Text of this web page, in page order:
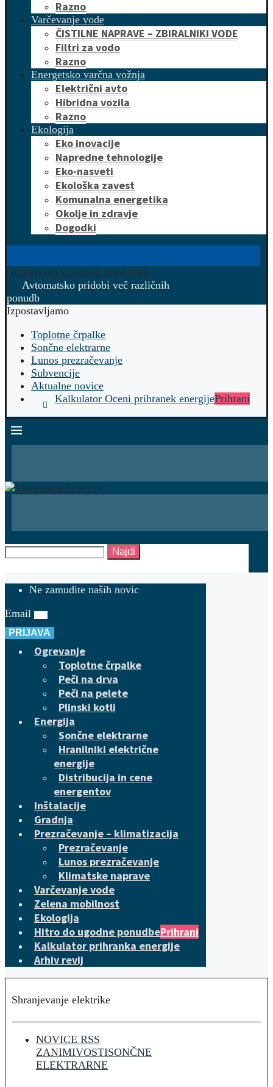
Razno
Varčevanje vode
ČISTILNE NAPRAVE – ZBIRALNIKI VODE
Filtri za vodo
Razno
Energetsko varčna vožnja
Električni avto
Hibridna vozila
Razno
Ekologija
Eko inovacije
Napredne tehnologije
Eko-nasveti
Ekološka zavest
Komunalna energetika
Okolje in zdravje
Dogodki
HITRO DO UGODNE PONUDBE
Avtomatsko pridobi več različnih
ponudb
Izpostavljamo
Toplotne črpalke
Sončne elektrarne
Lunos prezračevanje
Subvencije
Aktualne novice
Kalkulator Oceni prihranek energijePrihrani
Najdi
Ne zamudite naših novic
Email
PRIJAVA
Ogrevanje
Toplotne črpalke
Peči na drva
Peči na pelete
Plinski kotli
Energija
Sončne elektrarne
Hranilniki električne
energije
Distribucija in cene
energentov
Inštalacije
Gradnja
Prezračevanje – klimatizacija
Prezračevanje
Lunos prezračevanje
Klimatske naprave
Varčevanje vode
Zelena mobilnost
Ekologija
Hitro do ugodne ponudbePrihrani
Kalkulator prihranka energije
Arhiv revij
Shranjevanje elektrike
NOVICE RSS
ZANIMIVOSTISONČNE
ELEKTRARNE